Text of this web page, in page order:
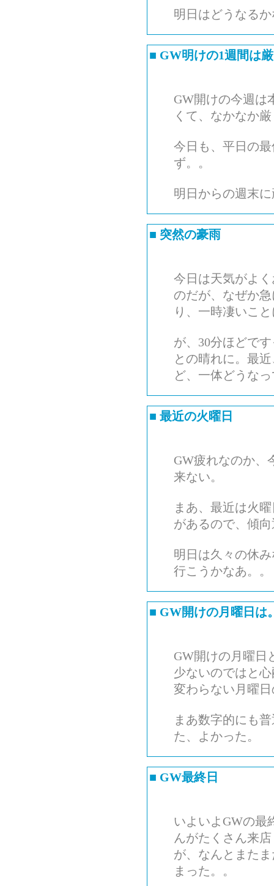
明日はどうなる
■ GW明けの1週間は
GW開けの今週は
くて、なかなか
今日も、平日の
ず。。
明日からの週末
■ 突然の豪雨
今日は天気がよ
のだが、なぜか
り、一時凄いこ
が、30分ほどで
との晴れに。最
ど、一体どうな
■ 最近の火曜日
GW疲れなのか、
来ない。
まあ、最近は火
があるので、傾
明日は久々の休
行こうかなあ。。
■ GW開けの月曜日は
GW開けの月曜日
少ないのではと
変わらない月曜
まあ数字的にも
た、よかった。
■ GW最終日
いよいよGWの最
んがたくさん来
が、なんとまた
まった。。